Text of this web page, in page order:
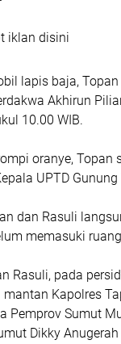
iklan disini
lapis baja,
Akhirun
10.00 WIB.
oranye, Topan
UPTD Gunung
dan Rasuli
memasuki
Rasuli, pada
Kapolres
Pemprov Sumut
Dikky